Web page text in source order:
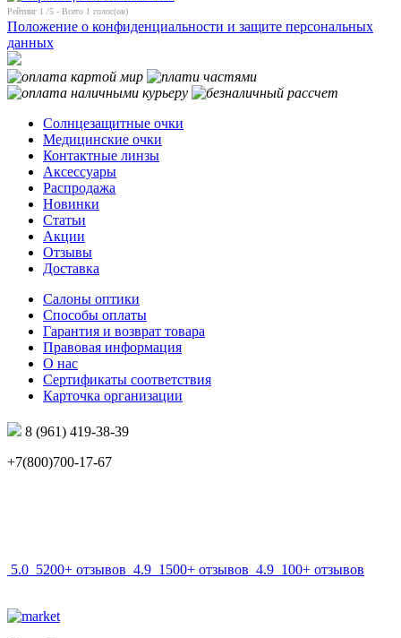
Рейтинг 1 /5 - Всего 1 голос(ов)
Положение о конфиденциальности и защите персональных
данных
Солнцезащитные очки
Медицинские очки
Контактные линзы
Аксессуары
Распродажа
Новинки
Статьи
Акции
Отзывы
Доставка
Салоны оптики
Способы оплаты
Гарантия и возврат товара
Правовая информация
О нас
Сертификаты соответствия
Карточка организации
8 (961) 419-38-39
+7(800)700-17-67
5.0 5200+ отзывов 4.9 1500+ отзывов 4.9 100+ отзывов